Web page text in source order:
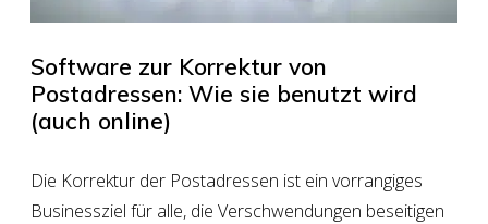
Software zur Korrektur von
Postadressen: Wie sie benutzt wird
(auch online)
Die Korrektur der Postadressen ist ein vorrangiges
Businessziel für alle, die Verschwendungen beseitigen